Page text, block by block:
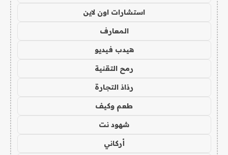
استشارات اون لاين
المعارف
هيدب فيديو
رمح التقنية
رذاذ التجارة
طعم وكيف
شهود نت
أركاني